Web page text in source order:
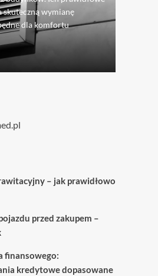
skuteczną wymianę
dla komfortu
– jak prawidłowo
przed zakupem –
finansowego:
kredytowe dopasowane